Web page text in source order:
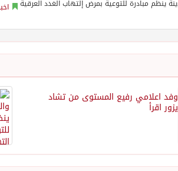
وفد اعلامي رفيع المستوى من تشاد
يزور اقرأ